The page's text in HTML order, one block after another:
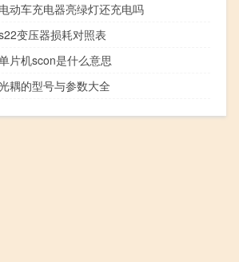
电动车充电器亮绿灯还充电吗
变压器损耗对照表
片机scon是什么意思
耦的型号与参数大全